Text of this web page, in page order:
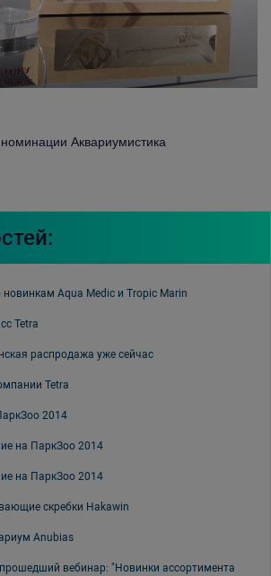
Аквариумистика
новинкам Aqua Medic и Tropic Marin
Tetra
распродажа уже сейчас
Tetra
2014
на ПаркЗоо 2014
на ПаркЗоо 2014
скребки Hakawin
Anubias
вебинар: "Новинки ассортимента